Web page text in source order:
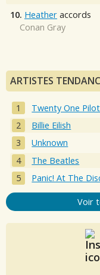
10. Heather accords
Conan Gray
ARTISTES
Twenty One
Billie Eilish
Unknown
The Beatles
Panic! At The
Voir